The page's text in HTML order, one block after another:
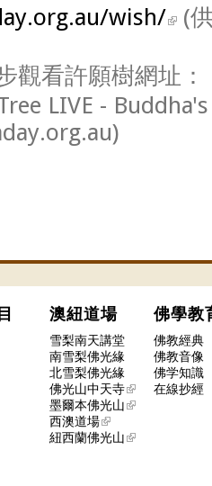
wish/
(
觀看許願樹網址：
LIVE -
目 澳紐道場 佛學
雪梨南天講堂
佛教經典
南雪梨佛光緣
佛教音像
北雪梨佛光緣
佛学知識
佛光山中天寺
在線抄經
墨爾本佛光山
西澳道場
紐西蘭佛光山